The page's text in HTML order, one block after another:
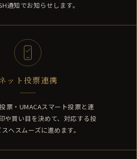
通知でお知らせします。
ット投票連携
票・UMACAスマート投票と連
や買い目を決めて、対応する投
へスムーズに進めます。